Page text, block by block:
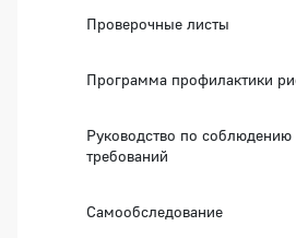
Проверочные листы
Программа профилактики
Руководство по соблюдению
требований
Самообследование